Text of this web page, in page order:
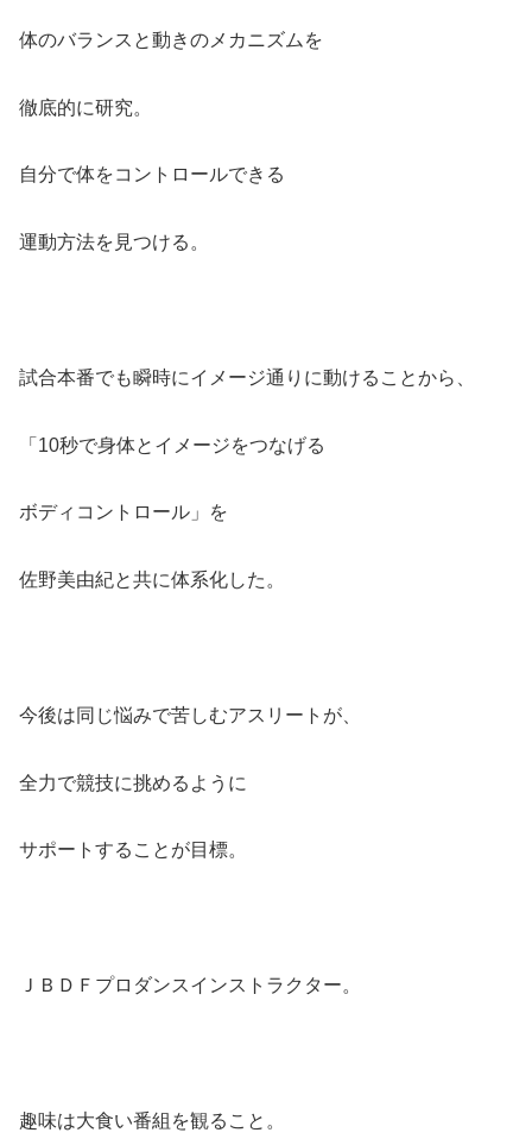
体のバランスと動きのメカニズムを
徹底的に研究。
自分で体をコントロールできる
運動方法を見つける。
試合本番でも瞬時にイメージ通りに動けることから、
「10秒で身体とイメージをつなげる
ボディコントロール」を
佐野美由紀と共に体系化した。
今後は同じ悩みで苦しむアスリートが、
全力で競技に挑めるように
サポートすることが目標。
ＪＢＤＦプロダンスインストラクター。
趣味は大食い番組を観ること。